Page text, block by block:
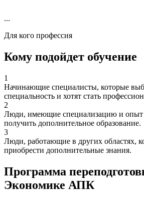
...
Для кого профессия
Кому подойдет обучение
1
Начинающие специалисты, которые
специальность и хотят стать
2
Люди, имеющие специализацию и
получить дополнительное образование.
3
Люди, работающие в других областях,
приобрести дополнительные знания.
Программа
Экономике АПК